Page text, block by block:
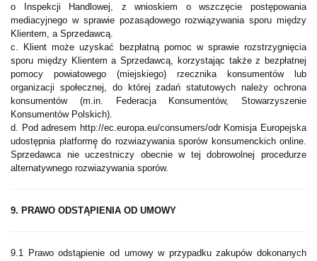
o Inspekcji Handlowej, z wnioskiem o wszczęcie postępowania
mediacyjnego w sprawie pozasądowego rozwiązywania sporu między
Klientem, a Sprzedawcą.
c. Klient może uzyskać bezpłatną pomoc w sprawie rozstrzygnięcia
sporu między Klientem a Sprzedawcą, korzystając także z bezpłatnej
pomocy powiatowego (miejskiego) rzecznika konsumentów lub
organizacji społecznej, do której zadań statutowych należy ochrona
konsumentów (m.in. Federacja Konsumentów, Stowarzyszenie
Konsumentów Polskich).
d. Pod adresem http://ec.europa.eu/consumers/odr Komisja Europejska
udostępnia platformę̨ do rozwiazywania sporów konsumenckich online.
Sprzedawca nie uczestniczy obecnie w tej dobrowolnej procedurze
alternatywnego rozwiazywania sporów.
9. PRAWO ODSTĄPIENIA OD UMOWY
9.1 Prawo odstąpienie od umowy w przypadku zakupów dokonanych